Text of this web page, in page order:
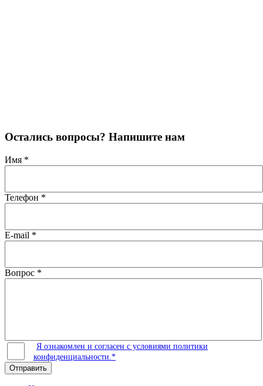
Остались вопросы? Напишите нам
Имя *
Телефон *
E-mail *
Вопрос *
Я ознакомлен и согласен с условиями политики
конфиденциальности.*
Отправить